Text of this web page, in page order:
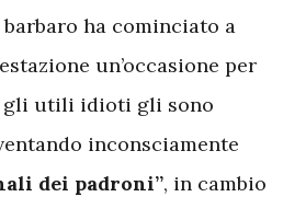
ha cominciato a
un’occasione per
gli utili idioti gli sono
inconsciamente
dei padroni”, in cambio